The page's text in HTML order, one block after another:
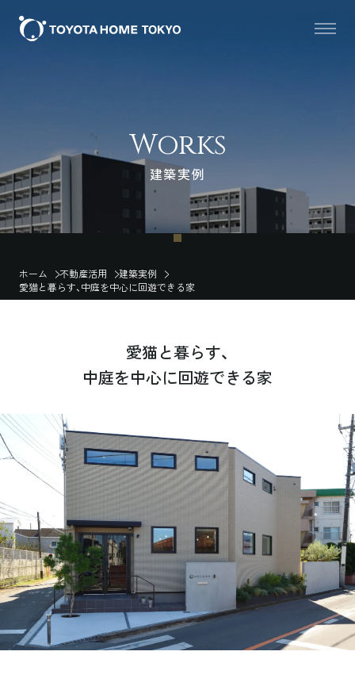
Works
建築実例
ホーム 不動産活用
建築実例
愛猫と暮らす、中庭を中心に回遊できる家
愛猫と暮らす、
中庭を中心に回遊できる家